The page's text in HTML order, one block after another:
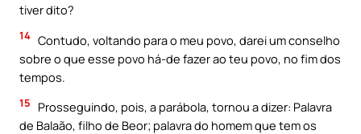
tiver dito?
14 Contudo, voltando para o meu povo, darei um conselho
sobre o que esse povo há-de fazer ao teu povo, no fim dos
tempos.
15
Prosseguindo, pois, a parábola, tornou a dizer: Palavra
de Balaão, filho de Beor; palavra do homem que tem os